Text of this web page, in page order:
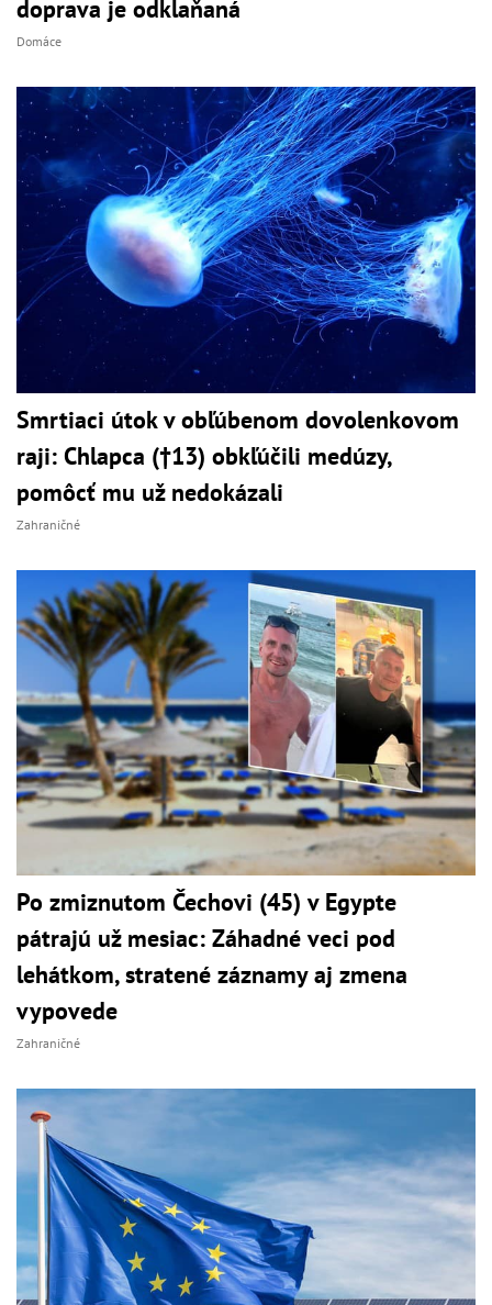
doprava je odklaňaná
Domáce
Smrtiaci útok v obľúbenom dovolenkovom
raji: Chlapca (†13) obkľúčili medúzy,
pomôcť mu už nedokázali
Zahraničné
Po zmiznutom Čechovi (45) v Egypte
pátrajú už mesiac: Záhadné veci pod
lehátkom, stratené záznamy aj zmena
vypovede
Zahraničné